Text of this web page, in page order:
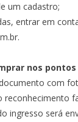
um cadastro;
entrar em
nos pontos
com
reconhecimento
ingresso será